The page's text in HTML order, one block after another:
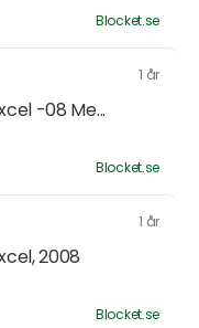
Blocket.se
1 år
-08 Me...
Blocket.se
1 år
2008
Blocket.se